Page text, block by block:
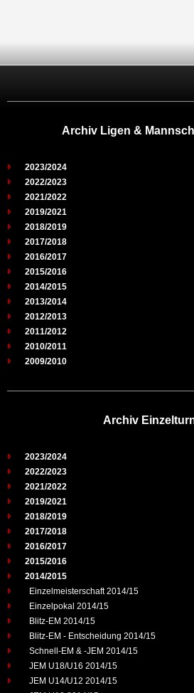
Archiv Ligen &
2023/2024
2022/2023
2021/2022
2019/2021
2018/2019
2017/2018
2016/2017
2015/2016
2014/2015
2013/2014
2012/2013
2011/2012
2010/2011
2009/2010
Archiv
2023/2024
2022/2023
2021/2022
2019/2021
2018/2019
2017/2018
2016/2017
2015/2016
2014/2015
Einzelmeisterschaft 2014/15
Einzelpokal 2014/15
Blitz-EM 2014/15
Blitz-EM - Entscheidung 2014/15
Schnell-EM & -JEM 2014/15
JEM U18/U16 2014/15
JEM U14/U12 2014/15